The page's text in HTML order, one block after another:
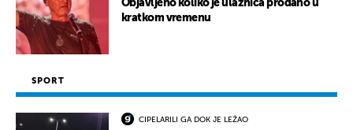
Objavljeno koliko je ulaznica prodano u
kratkom vremenu
SPORT
CIPELARILI GA DOK JE LEŽAO